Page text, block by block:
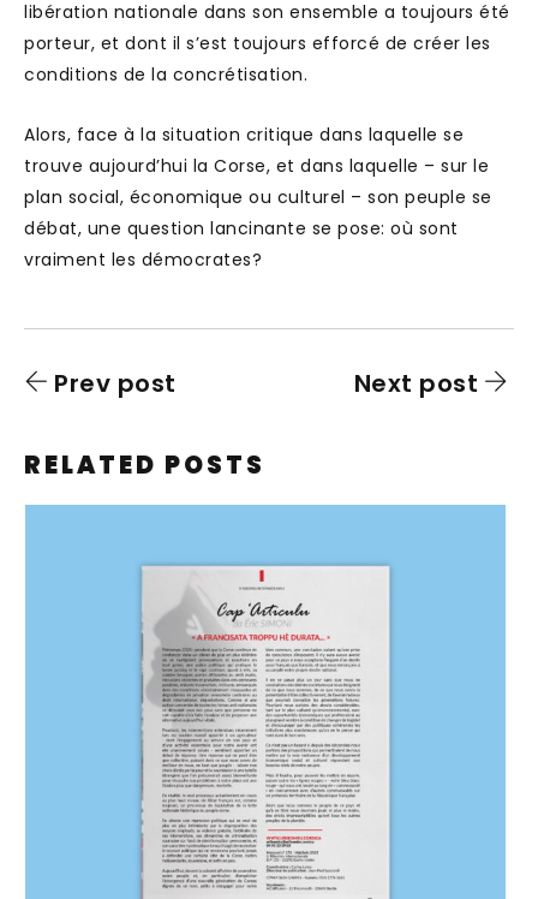
libération nationale dans son ensemble a toujours été
porteur, et dont il s’est toujours efforcé de créer les
conditions de la concrétisation.
Alors, face à la situation critique dans laquelle se
trouve aujourd’hui la Corse, et dans laquelle – sur le
plan social, économique ou culturel – son peuple se
débat, une question lancinante se pose: où sont
vraiment les démocrates?
Prev post Next post
RELATED POSTS